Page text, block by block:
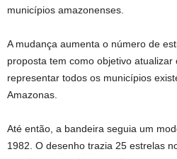
municípios amazonenses.
A mudança aumenta o número de
proposta tem como objetivo atualizar
representar todos os municípios
Amazonas.
Até então, a bandeira seguia um
1982. O desenho trazia 25 estrelas